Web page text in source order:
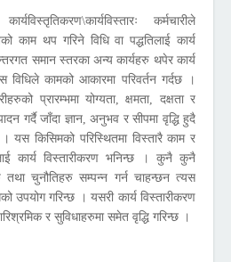
कार्यविस्तृतिकरण\कार्यविस्तारः कर्मचारीले
काम थप गरिने विधि वा पद्धतिलाई कार्य
समान स्तरका अन्य कार्यहरु थपेर कार्य
विधिले कामको आकारमा परिवर्तन गर्दछ ।
प्रारम्भमा योग्यता, क्षमता, दक्षता र
गर्दै जाँदा ज्ञान, अनुभव र सीपमा वृद्धि हुदै
यस किसिमको परिस्थितमा विस्तारै काम र
कार्य विस्तारीकरण भनिन्छ । कुनै कुनै
तथा चुनौतिहरु सम्पन्न गर्न चाहन्छन त्यस
उपयोग गरिन्छ । यसरी कार्य विस्तारीकरण
र सुविधाहरुमा समेत वृद्धि गरिन्छ ।